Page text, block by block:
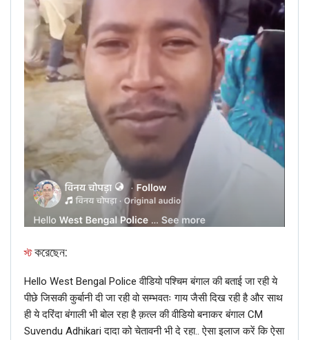
I had the opportunity to meet our h’ble
Prime Minister@narendramodiJi today & I
stand humbled and inspired in the wake of
our conversation. His vision and his
charisma are infectious & I’m grateful for
the chance to have witnessed it in person
pic.twitter.com/Tnl7JNRvT4
— Anil Kapoor (@AnilKapoor)January 16,
স্ট করেছেন:
Hello West Bengal Police वीडियो पश्चिम बंगाल की बताई जा रही ये
पीछे जिसकी कुर्बानी दी जा रही वो सम्भवतः गाय जैसी दिख रही है और साथ
ही ये दरिंदा बंगाली भी बोल रहा है क़त्ल की वीडियो बनाकर बंगाल CM
Suvendu Adhikari दादा को चेतावनी भी दे रहा.. ऐसा इलाज करें कि ऐसा